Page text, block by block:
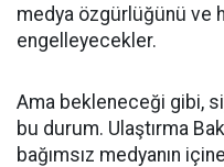
medya özgürlüğünü ve
engelleyecekler.
Ama bekleneceği gibi,
bu durum. Ulaştırma
bağımsız medyanın